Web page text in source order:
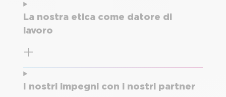
La nostra etica come datore di
lavoro
I nostri impegni con i nostri partner